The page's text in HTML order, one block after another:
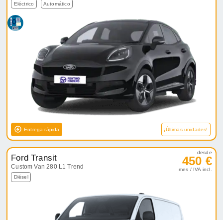
Eléctrico Automático
Entrega rápida ¡Últimas unidades!
Ford Transit
Custom Van 280 L1 Trend
Diésel
desde
450 €
mes / IVA incl.